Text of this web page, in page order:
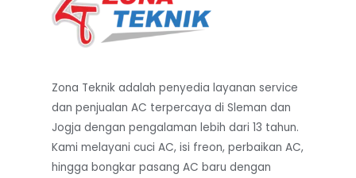
Zona Teknik adalah penyedia layanan service
dan penjualan AC terpercaya di Sleman dan
Jogja dengan pengalaman lebih dari 13 tahun.
Kami melayani cuci AC, isi freon, perbaikan AC,
hingga bongkar pasang AC baru dengan